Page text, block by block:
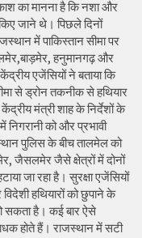
का मानना है कि नशा और
जाने थे। पिछले दिनों
में पाकिस्तान सीमा पर
हनुमानगढ़ और
एजेंसियों ने बताया कि
से ड्रोन तकनीक से हथियार
मंत्री शाह के निर्देशों के
निगरानी को और प्रभावी
पुलिस के बीच तालमेल को
जैसलमेर जैसे क्षेत्रों में दोनों
जा रहा है। सुरक्षा एजेंसियों
हथियारों को छुपाने के
सकता है। कई बार ऐसे
होते हैं। राजस्थान में सटी